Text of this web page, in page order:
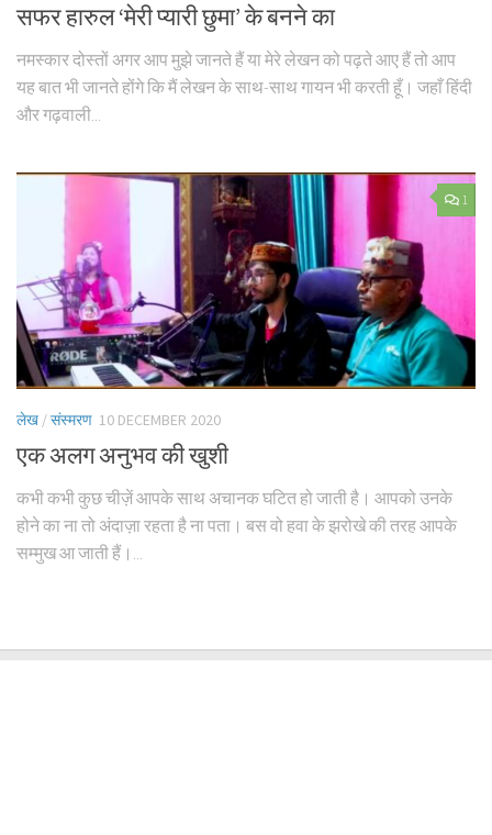
सफर हारुल ‘मेरी प्यारी छुमा’ के बनने का
नमस्कार दोस्तों अगर आप मुझे जानते हैं या मेरे लेखन को पढ़ते आए हैं तो आप
यह बात भी जानते होंगे कि मैं लेखन के साथ-साथ गायन भी करती हूँ। जहाँ हिंदी
और गढ़वाली...
1
लेख /संस्मरण 10 DECEMBER 2020
एक अलग अनुभव की खुशी
कभी कभी कुछ चीज़ें आपके साथ अचानक घटित हो जाती है। आपको उनके
होने का ना तो अंदाज़ा रहता है ना पता। बस वो हवा के झरोखे की तरह आपके
सम्मुख आ जाती हैं।...